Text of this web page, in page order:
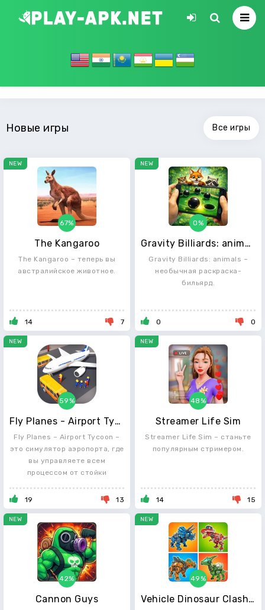
Новые игры Все игры
The Kangaroo
67%
The Kangaroo – теперь вы
австралийское животное.
14 7
NEW
Gravity Billiards: animals
0%
Gravity Billiards: animals –
необычная раскраска-
бильярд.
0 0
NEW
Fly Planes - Airport Tycoon
59%
Fly Planes – Airport Tycoon –
это симулятор аэропорта, где
вы управляете всем
процессом от стойки
19 13
NEW
Streamer Life Sim
48%
Streamer Life Sim – станьте
популярным стримером.
14 15
NEW
Cannon Guys
42%
NEW
Vehicle Dinosaur Clash Battle
49%
NEW